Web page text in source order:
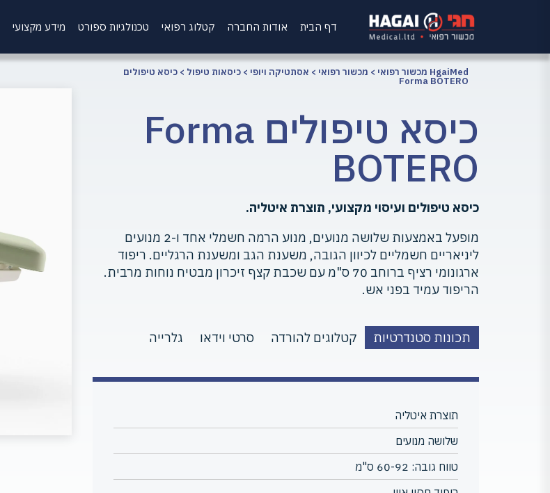
דף הבית אודות החברה קטלוג רפואי טכנולגיות ספורט מידע מקצועי
HgaiMed מכשור רפואי > מכשור רפואי > אסתטיקה ויופי > כיסאות טיפול > כיסא טיפולים
Forma BOTERO
כיסא טיפולים Forma
BOTERO
כיסא טיפולים ועיסוי מקצועי, תוצרת איטליה.
מופעל באמצעות שלושה מנועים, מנוע הרמה חשמלי אחד ו-2 מנועים
ליניאריים חשמליים לכיוון הגובה, משענת הגב ומשענת הרגליים. ריפוד
ארגונומי רציף ברוחב 70 ס"מ עם שכבת קצף זיכרון מבטיח נוחות מרבית.
הריפוד עמיד בפני אש.
תכונות סטנדרטיות קטלוגים להורדה סרטי וידאו גלרייה
תוצרת איטליה
שלושה מנועים
טווח גובה: 60-92 ס"מ